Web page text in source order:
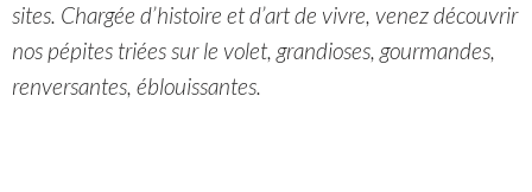
sites. Chargée d’histoire et d’art de vivre, venez découvrir
nos pépites triées sur le volet, grandioses, gourmandes,
renversantes, éblouissantes.